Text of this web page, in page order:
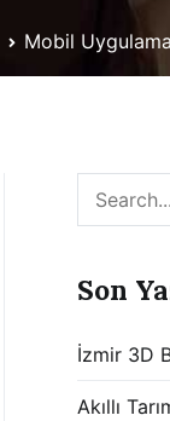
Mobil
Ara
Son
İzmir 3D
Akıllı